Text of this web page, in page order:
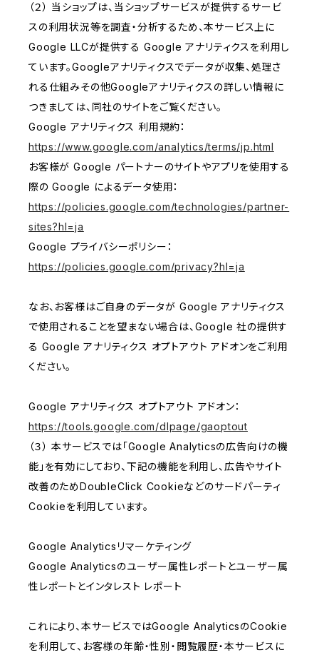
（２） 当ショップは、当ショップサービスが提供するサービ
スの利用状況等を調査・分析するため、本サービス上に
Google LLCが提供する Google アナリティクスを利用し
ています。Googleアナリティクスでデータが収集、処理さ
れる仕組みその他Googleアナリティクスの詳しい情報に
つきましては、同社のサイトをご覧ください。
Google アナリティクス 利用規約：
https://www.google.com/analytics/terms/jp.html
お客様が Google パートナーのサイトやアプリを使用する
際の Google によるデータ使用：
https://policies.google.com/technologies/partner-
sites?hl=ja
Google プライバシーポリシー：
https://policies.google.com/privacy?hl=ja
なお、お客様はご自身のデータが Google アナリティクス
で使用されることを望まない場合は、Google 社の提供す
る Google アナリティクス オプトアウト アドオンをご利用
ください。
Google アナリティクス オプトアウト アドオン：
https://tools.google.com/dlpage/gaoptout
（３） 本サービスでは「Google Analyticsの広告向けの機
能」を有効にしており、下記の機能を利用し、広告やサイト
改善のためDoubleClick Cookieなどのサードパーティ
Cookieを利用しています。
Google Analyticsリマーケティング
Google Analyticsのユーザー属性レポートとユーザー属
性レポートとインタレスト レポート
これにより、本サービスではGoogle AnalyticsのCookie
を利用して、お客様の年齢・性別・閲覧履歴・本サービスに